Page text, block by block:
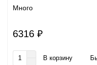
Много
6316 ₽
В корзину